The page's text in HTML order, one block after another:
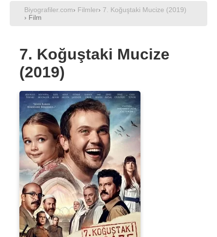
Biyografiler.com› Filmler› 7. Koğuştaki Mucize (2019)
› Film
7. Koğuştaki Mucize
(2019)